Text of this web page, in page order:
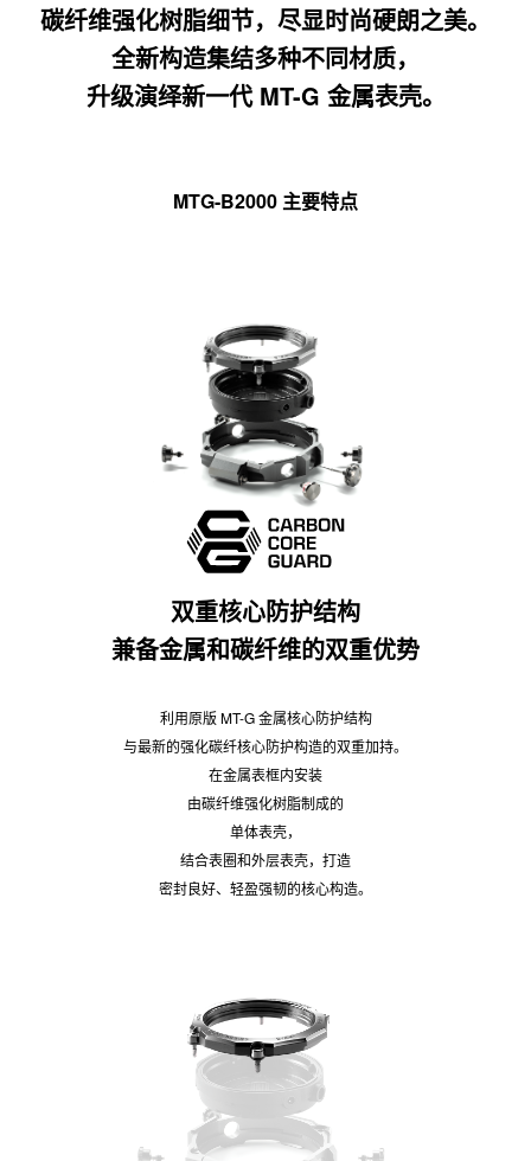
碳纤维强化树脂细节，尽显时尚硬朗之美。
全新构造集结多种不同材质，
升级演绎新一代 MT-G 金属表壳。
MTG-B2000 主要特点
双重核心防护结构
兼备金属和碳纤维的双重优势
利用原版 MT-G 金属核心防护结构
与最新的强化碳纤核心防护构造的双重加持。
在金属表框内安装
由碳纤维强化树脂制成的
单体表壳，
结合表圈和外层表壳，打造
密封良好、轻盈强韧的核心构造。